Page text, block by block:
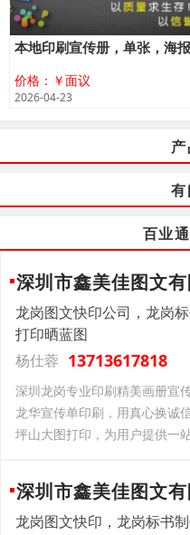
本地印刷宣传册，单张，海报
价格：￥面议
2026-04-23
百业
深圳市鑫美佳图文
龙岗图文快印公司，龙岗
打印晒蓝图
杨仕蓉 13713617818
深圳龙岗专业印刷精美画册宣
龙华宣传单印刷，用真心换诚
坪山大图打印，为用户提供一
深圳市鑫美佳图文
龙岗图文快印，龙岗标书